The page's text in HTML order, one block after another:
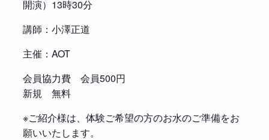
開演）13時30分
講師：小澤正道
主催：AOT
会員協力費 会員500円
新規 無料
※ご紹介様は、体験ご希望の方のお水のご準備をお
願いいたします。